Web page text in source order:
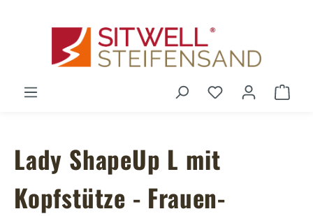
Du hast 0
Lady ShapeUp L mit
Kopfstütze - Frauen-